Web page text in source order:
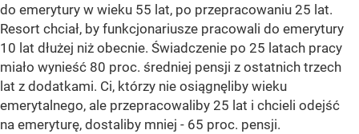
do emerytury w wieku 55 lat, po przepracowaniu 25 lat.
Resort chciał, by funkcjonariusze pracowali do emerytury
10 lat dłużej niż obecnie. Świadczenie po 25 latach pracy
miało wynieść 80 proc. średniej pensji z ostatnich trzech
lat z dodatkami. Ci, którzy nie osiągnęliby wieku
emerytalnego, ale przepracowaliby 25 lat i chcieli odejść
na emeryturę, dostaliby mniej - 65 proc. pensji.